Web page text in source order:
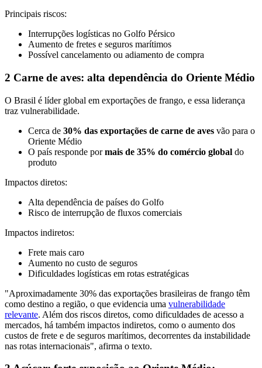
Principais riscos:
Interrupções logísticas no Golfo Pérsico
Aumento de fretes e seguros marítimos
Possível cancelamento ou adiamento de compra
2 Carne de aves: alta dependência do Oriente Médio
O Brasil é líder global em exportações de frango, e essa liderança
traz vulnerabilidade.
Cerca de 30% das exportações de carne de aves vão para o
Oriente Médio
O país responde pormais de 35% do comércio global do
produto
Impactos diretos:
Alta dependência de países do Golfo
Risco de interrupção de fluxos comerciais
Impactos indiretos:
Frete mais caro
Aumento no custo de seguros
Dificuldades logísticas em rotas estratégicas
"Aproximadamente 30% das exportações brasileiras de frango têm
como destino a região, o que evidencia uma vulnerabilidade
relevante. Além dos riscos diretos, como dificuldades de acesso a
mercados, há também impactos indiretos, como o aumento dos
custos de frete e de seguros marítimos, decorrentes da instabilidade
nas rotas internacionais", afirma o texto.